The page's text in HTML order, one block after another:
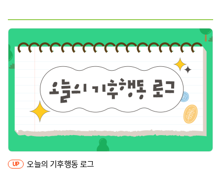
기타
UP 오늘의 기후행동 로그